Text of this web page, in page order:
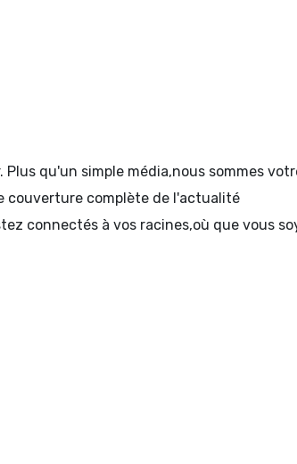
qu'un simple média,nous sommes
couverture complète de l'actualité
connectés à vos racines,où que vous